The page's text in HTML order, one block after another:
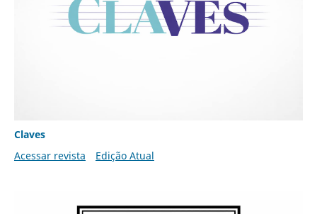
Claves
Acessar revista
Edição Atual